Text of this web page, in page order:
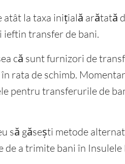
atât la taxa inițială arătată
ieftin transfer de bani.
că sunt furnizori de
în rata de schimb.
pentru transferurile de
să găsești metode
de a trimite bani în